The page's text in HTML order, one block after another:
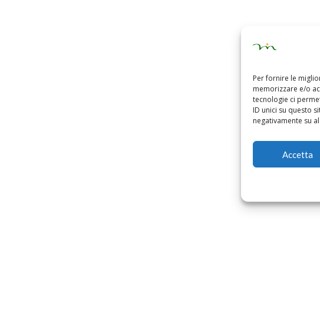
Per fornire le
memorizzare e/o
tecnologie ci
ID unici su questo
negativamente su
Accetta